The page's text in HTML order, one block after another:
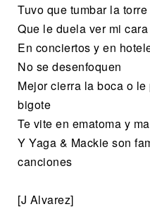
Tuvo que tumbar la
Que le duela ver mi
En conciertos y en
No se desenfoquen
Mejor cierra la boca o
bigote
Te vite en ematoma y
Y Yaga & Mackie son
canciones
[J Alvarez]